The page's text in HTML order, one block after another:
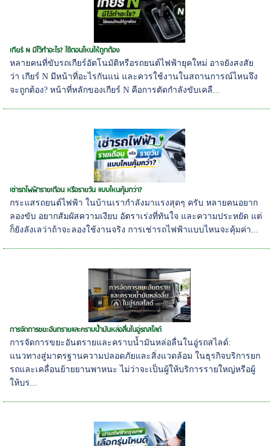
เกียร์ N มีไว้ทำอะไร? ใช้ตอนไหนให้ถูกต้อง
หลายคนที่ขับรถเกียร์อัตโนมัติหรือรถยนต์ไฟฟ้ายุคใหม่ อาจยังสงสัย
ว่า เกียร์ N มีหน้าที่อะไรกันแน่ และควรใช้งานในสถานการณ์ไหนจึง
จะถูกต้อง? หน้าที่หลักของเกียร์ N คือการตัดกำลังขับเคลื...
เช่ารถไฟฟ้ารายเดือน หรือรายวัน แบบไหนคุ้มกว่า?
กระแสรถยนต์ไฟฟ้า ในบ้านเรากำลังมาแรงสุดๆ ครับ หลายคนอยาก
ลองขับ อยากสัมผัสความเงียบ อัตราเร่งที่ทันใจ และความประหยัด แต่
ก็ยังลังเลว่าถ้าจะลองใช้งานจริง การเช่ารถไฟฟ้าแบบไหนจะคุ้มค่า...
การจัดการขยะอันตรายและคราบน้ำมันหล่อลื่นในอู่รถสไลด์
การจัดการขยะอันตรายและคราบน้ำมันหล่อลื่นในอู่รถสไลด์:
แนวทางสู่มาตรฐานความปลอดภัยและสิ่งแวดล้อม ในธุรกิจบริการยก
รถและเคลื่อนย้ายยานพาหนะ ไม่ว่าจะเป็นผู้ให้บริการรายใหญ่หรือผู้
ให้บร...